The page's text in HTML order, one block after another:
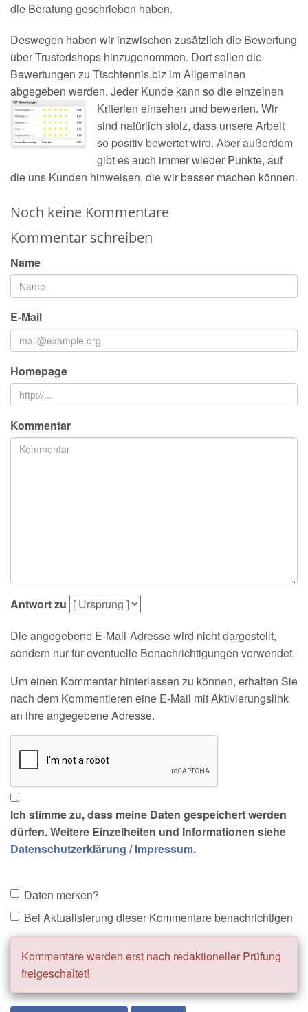
die Beratung geschrieben haben.
Deswegen haben wir inzwischen zusätzlich die Bewertung
über Trustedshops hinzugenommen. Dort sollen die
Bewertungen zu Tischtennis.biz im Allgemeinen
abgegeben werden. Jeder Kunde kann so die einzelnen
Kriterien einsehen und bewerten. Wir
sind natürlich stolz, dass unsere Arbeit
so positiv bewertet wird. Aber außerdem
gibt es auch immer wieder Punkte, auf
die uns Kunden hinweisen, die wir besser machen können.
Noch keine Kommentare
Kommentar schreiben
Name
E-Mail
Homepage
Kommentar
Antwort zu
Die angegebene E-Mail-Adresse wird nicht dargestellt,
sondern nur für eventuelle Benachrichtigungen verwendet.
Um einen Kommentar hinterlassen zu können, erhalten Sie
nach dem Kommentieren eine E-Mail mit Aktivierungslink
an ihre angegebene Adresse.
Ich stimme zu, dass meine Daten gespeichert werden
dürfen. Weitere Einzelheiten und Informationen siehe
Datenschutzerklärung / Impressum.
Daten merken?
Bei Aktualisierung dieser Kommentare benachrichtigen
Kommentare werden erst nach redaktioneller Prüfung
freigeschaltet!